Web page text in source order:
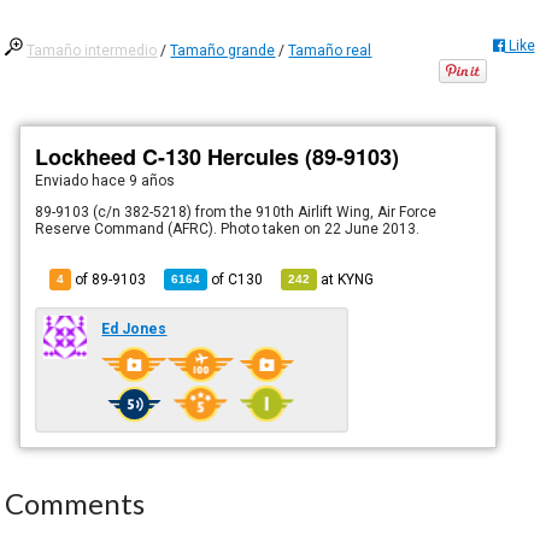
Tamaño intermedio /Tamaño grande /Tamaño real Like
Lockheed C-130 Hercules (89-9103)
Enviado hace 9 años
89-9103 (c/n 382-5218) from the 910th Airlift Wing, Air Force
Reserve Command (AFRC). Photo taken on 22 June 2013.
4 of 89-9103 6164 ofC130 242 atKYNG
Ed Jones
Comments